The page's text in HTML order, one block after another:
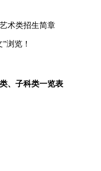
浏览！
、子科类一览表